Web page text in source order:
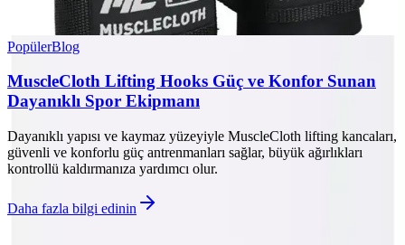
PopülerBlog
MuscleCloth Lifting Hooks Güç ve Konfor Sunan
Dayanıklı Spor Ekipmanı
Dayanıklı yapısı ve kaymaz yüzeyiyle MuscleCloth lifting kancaları,
güvenli ve konforlu güç antrenmanları sağlar, büyük ağırlıkları
kontrollü kaldırmanıza yardımcı olur.
Daha fazla bilgi edinin